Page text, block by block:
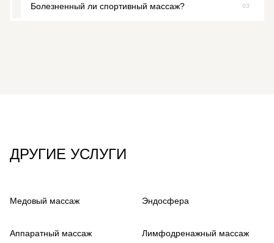
Острые заболевания, травмы, высокая температура,
Болезненный ли спортивный массаж? 03
ДРУГИЕ УСЛУГИ
Медовый массаж Эндосфера
Аппаратный массаж Лимфодренажный массаж